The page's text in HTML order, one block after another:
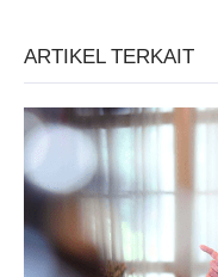
ARTIKEL TERKAIT